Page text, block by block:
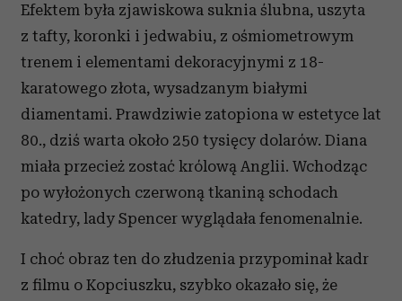
Efektem była zjawiskowa suknia ślubna, uszyta
z tafty, koronki i jedwabiu, z ośmiometrowym
trenem i elementami dekoracyjnymi z 18-
karatowego złota, wysadzanym białymi
diamentami. Prawdziwie zatopiona w estetyce lat
80., dziś warta około 250 tysięcy dolarów. Diana
miała przecież zostać królową Anglii. Wchodząc
po wyłożonych czerwoną tkaniną schodach
katedry, lady Spencer wyglądała fenomenalnie.
I choć obraz ten do złudzenia przypominał kadr
z filmu o Kopciuszku, szybko okazało się, że